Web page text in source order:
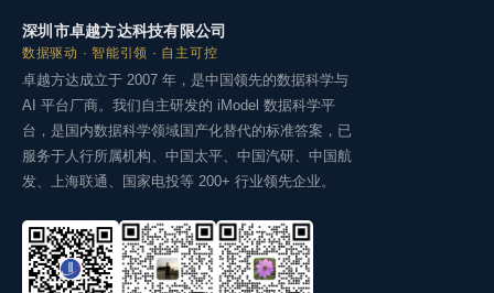
深圳市卓越方达科技有限公司
数据驱动 · 智能引领 · 自主可控
卓越方达成立于 2007 年，是中国领先的数据科学与
AI 平台厂商。我们自主研发的 iModel 数据科学平
台，是国内数据科学领域国产化替代的标准答案，已
服务于人行所属机构、中国太平、中国汽研、中国航
发、上海联通、国家电投等 200+ 行业领先企业。